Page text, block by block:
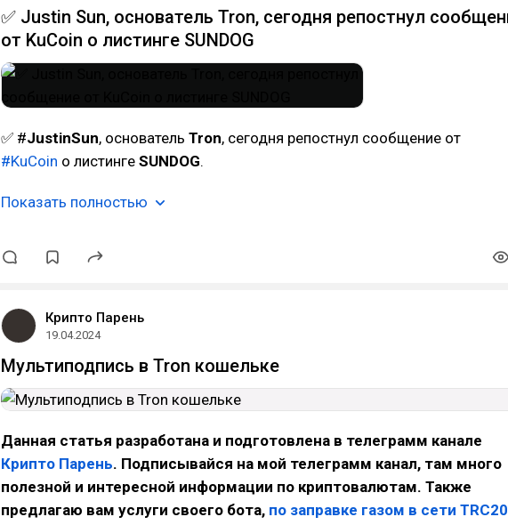
✅ Justin Sun, основатель Tron, сегодня репостнул
от KuCoin о листинге SUNDOG
✅ #JustinSun, основатель Tron, сегодня репостнул сообщение от
#KuCoin о листинге SUNDOG.
Показать полностью
Крипто Парень
19.04.2024
Мультиподпись в Tron кошельке
Данная статья разработана и подготовлена в телеграмм канале
Крипто Парень. Подписывайся на мой телеграмм канал, там много
полезной и интересной информации по криптовалютам. Также
предлагаю вам услуги своего бота, по заправке газом в сети TRC20